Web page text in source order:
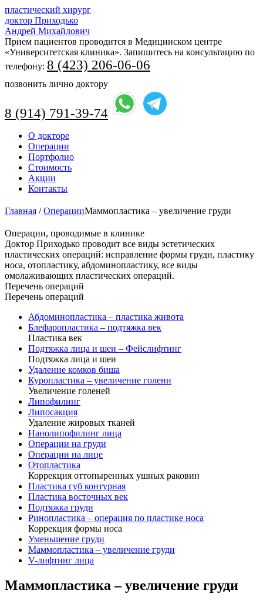
пластический хирург
доктор Приходько
Андрей Михайлович
Прием пациентов проводится в Медицинском центре
«Университетская клиника». Запишитесь на консультацию по
телефону: 8 (423) 206-06-06
позвонить лично доктору
8 (914) 791-39-74
Перейти
содержимому
О докторе
Операции
Портфолио
Стоимость
Акции
Контакты
Главная /ОперацииМаммопластика – увеличение груди
Операции, проводимые в клинике
Доктор Приходько проводит все виды эстетических
пластических операций: исправление формы груди, пластику
носа, отопластику, абдоминоплаcтику, все виды
омолаживающих пластических операций.
Перечень операций
Перечень операций
Абдоминопластика – пластика живота
Блефаропластика – подтяжка век
Пластика век
Подтяжка лица и шеи – Фейслифтинг
Подтяжка лица и шеи
Удаление комков биша
Куропластика – увеличение голени
Увеличение голеней
Липофилинг
Липосакция
Удаление жировых тканей
Нанолипофилинг лица
Операции на груди
Операции на лице
Отопластика
Коррекция оттопыренных ушных раковин
Пластика губ контурная
Пластика восточных век
Подтяжка груди
Ринопластика – операция по пластике носа
Коррекция формы носа
Уменьшение груди
Маммопластика – увеличение груди
V-лифтинг лица
Маммопластика – увеличение груди